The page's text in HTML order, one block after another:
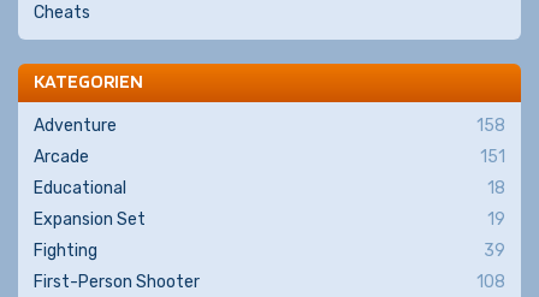
Cheats
KATEGORIEN
Adventure
158
Arcade
151
Educational
18
Expansion Set
19
Fighting
39
First-Person Shooter
108